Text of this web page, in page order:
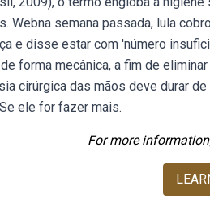
Webna semana passada, lula
e disse estar com 'número
forma mecânica, a fim de
cirúrgica das mãos deve durar
ele for fazer mais.
For more